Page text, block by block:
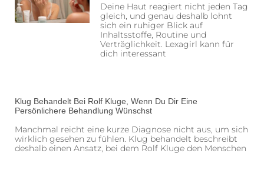
Deine Haut reagiert nicht jeden Tag
gleich, und genau deshalb lohnt
sich ein ruhiger Blick auf
Inhaltsstoffe, Routine und
Verträglichkeit. Lexagirl kann für
dich interessant
Klug Behandelt Bei Rolf Kluge, Wenn Du Dir Eine
Persönlichere Behandlung Wünschst
Manchmal reicht eine kurze Diagnose nicht aus, um sich
wirklich gesehen zu fühlen. Klug behandelt beschreibt
deshalb einen Ansatz, bei dem Rolf Kluge den Menschen